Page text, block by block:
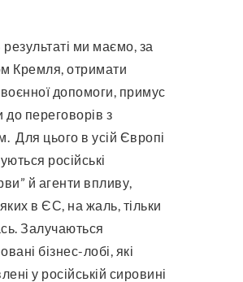
Кремля, отримати
допомоги, примус
до переговорів з
Для цього в усій Європі
російські
й агенти впливу,
в ЄС, на жаль, тільки
Залучаються
бізнес-лобі, які
у російській сировині